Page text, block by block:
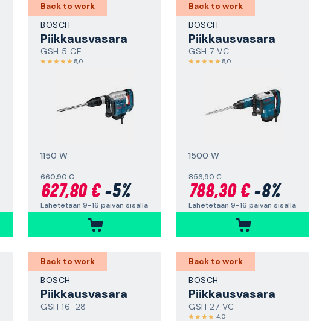
Back to work
BOSCH
Piikkausvasara
GSH 5 CE
5,0
1150 W
660,90 €
627,80 €-5%
Lähetetään 9-16 päivän sisällä
Back to work
BOSCH
Piikkausvasara
GSH 7 VC
5,0
1500 W
856,90 €
788,30 €-8%
Lähetetään 9-16 päivän sisällä
Back to work
BOSCH
Piikkausvasara
GSH 16-28
Back to work
BOSCH
Piikkausvasara
GSH 27 VC
4,0